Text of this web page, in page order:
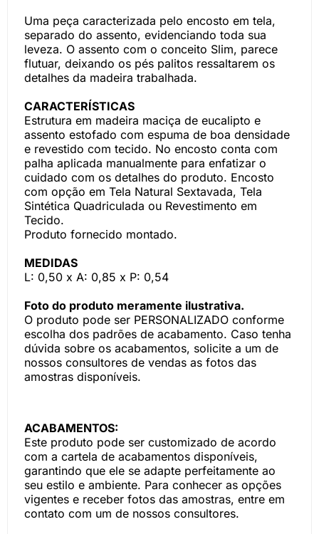
Uma peça caracterizada pelo encosto em tela,
separado do assento, evidenciando toda sua
leveza. O assento com o conceito Slim, parece
flutuar, deixando os pés palitos ressaltarem os
detalhes da madeira trabalhada.
CARACTERÍSTICAS
Estrutura em madeira maciça de eucalipto e
assento estofado com espuma de boa densidade
e revestido com tecido. No encosto conta com
palha aplicada manualmente para enfatizar o
cuidado com os detalhes do produto. Encosto
com opção em Tela Natural Sextavada, Tela
Sintética Quadriculada ou Revestimento em
Tecido.
Produto fornecido montado.
MEDIDAS
L: 0,50 x A: 0,85 x P: 0,54
Foto do produto meramente ilustrativa.
O produto pode ser PERSONALIZADO conforme
escolha dos padrões de acabamento. Caso tenha
dúvida sobre os acabamentos, solicite a um de
nossos consultores de vendas as fotos das
amostras disponíveis.
ACABAMENTOS:
Este produto pode ser customizado de acordo
com a cartela de acabamentos disponíveis,
garantindo que ele se adapte perfeitamente ao
seu estilo e ambiente. Para conhecer as opções
vigentes e receber fotos das amostras, entre em
contato com um de nossos consultores.